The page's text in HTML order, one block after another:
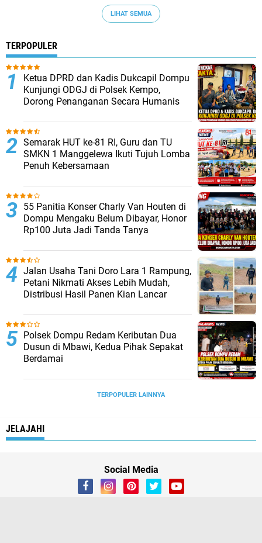
LIHAT SEMUA
TERPOPULER
Ketua DPRD dan Kadis Dukcapil Dompu
Kunjungi ODGJ di Polsek Kempo,
Dorong Penanganan Secara Humanis
Semarak HUT ke-81 RI, Guru dan TU
SMKN 1 Manggelewa Ikuti Tujuh Lomba
Penuh Kebersamaan
55 Panitia Konser Charly Van Houten di
Dompu Mengaku Belum Dibayar, Honor
Rp100 Juta Jadi Tanda Tanya
Jalan Usaha Tani Doro Lara 1 Rampung,
Petani Nikmati Akses Lebih Mudah,
Distribusi Hasil Panen Kian Lancar
Polsek Dompu Redam Keributan Dua
Dusun di Mbawi, Kedua Pihak Sepakat
Berdamai
TERPOPULER LAINNYA
JELAJAHI
Social Media